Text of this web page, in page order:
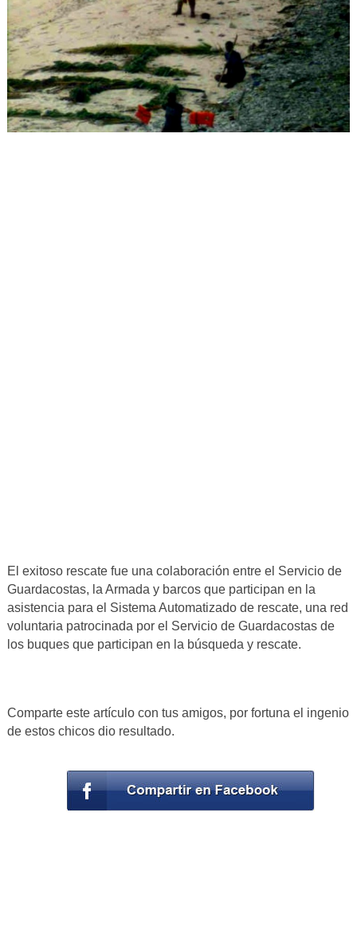
El exitoso rescate fue una colaboración entre el Servicio de
Guardacostas, la Armada y barcos que participan en la
asistencia para el Sistema Automatizado de rescate, una red
voluntaria patrocinada por el Servicio de Guardacostas de
los buques que participan en la búsqueda y rescate.
Comparte este artículo con tus amigos, por fortuna el ingenio
de estos chicos dio resultado.